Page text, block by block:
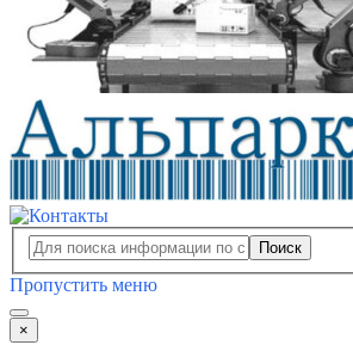
Поиск
Пропустить меню
×